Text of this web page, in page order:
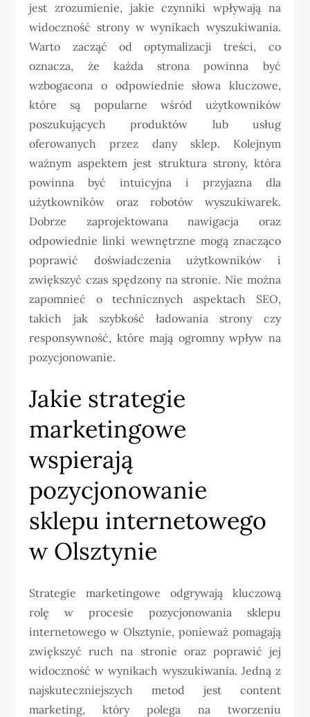
jest zrozumienie, jakie czynniki wpływają na
widoczność strony w wynikach wyszukiwania.
Warto zacząć od optymalizacji treści, co
oznacza, że każda strona powinna być
wzbogacona o odpowiednie słowa kluczowe,
które są popularne wśród użytkowników
poszukujących produktów lub usług
oferowanych przez dany sklep. Kolejnym
ważnym aspektem jest struktura strony, która
powinna być intuicyjna i przyjazna dla
użytkowników oraz robotów wyszukiwarek.
Dobrze zaprojektowana nawigacja oraz
odpowiednie linki wewnętrzne mogą znacząco
poprawić doświadczenia użytkowników i
zwiększyć czas spędzony na stronie. Nie można
zapomnieć o technicznych aspektach SEO,
takich jak szybkość ładowania strony czy
responsywność, które mają ogromny wpływ na
pozycjonowanie.
Jakie strategie
marketingowe
wspierają
pozycjonowanie
sklepu internetowego
w Olsztynie
Strategie marketingowe odgrywają kluczową
rolę w procesie pozycjonowania sklepu
internetowego w Olsztynie, ponieważ pomagają
zwiększyć ruch na stronie oraz poprawić jej
widoczność w wynikach wyszukiwania. Jedną z
najskuteczniejszych metod jest content
marketing, który polega na tworzeniu